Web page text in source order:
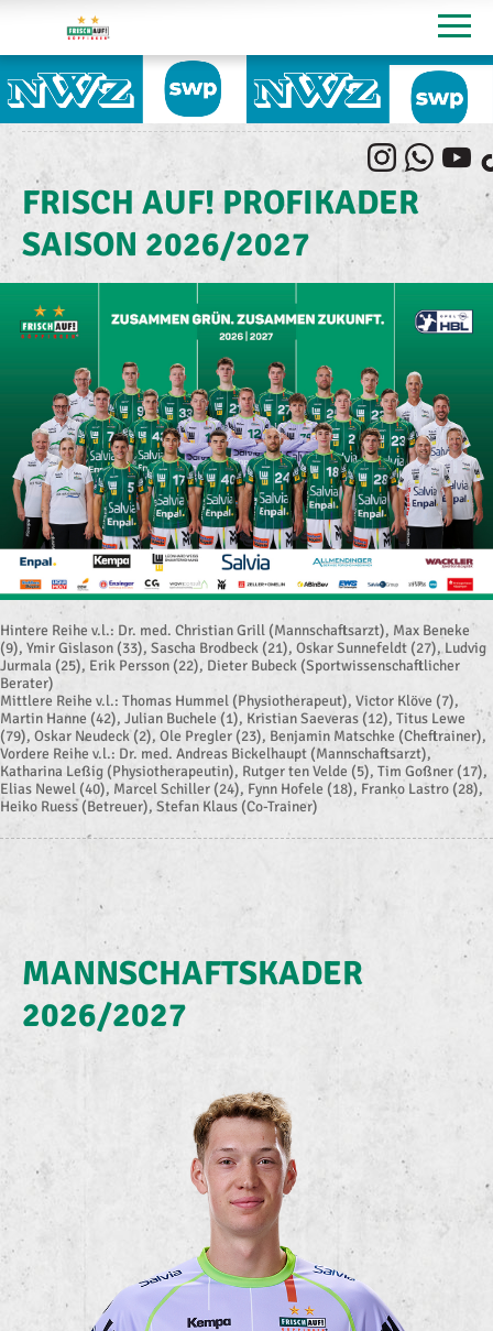
FRISCH AUF! PROFIKADER
SAISON 2026/2027
Hintere Reihe v.l.: Dr. med. Christian Grill (Mannschaftsarzt), Max Beneke
(9), Ymir Gislason (33), Sascha Brodbeck (21), Oskar Sunnefeldt (27), Ludvig
Jurmala (25), Erik Persson (22), Dieter Bubeck (Sportwissenschaftlicher
Berater)
Mittlere Reihe v.l.: Thomas Hummel (Physiotherapeut), Victor Klöve (7),
Martin Hanne (42), Julian Buchele (1), Kristian Saeveras (12), Titus Lewe
(79), Oskar Neudeck (2), Ole Pregler (23), Benjamin Matschke (Cheftrainer),
Vordere Reihe v.l.: Dr. med. Andreas Bickelhaupt (Mannschaftsarzt),
Katharina Leßig (Physiotherapeutin), Rutger ten Velde (5), Tim Goßner (17),
Elias Newel (40), Marcel Schiller (24), Fynn Hofele (18), Franko Lastro (28),
Heiko Ruess (Betreuer), Stefan Klaus (Co-Trainer)
MANNSCHAFTSKADER
2026/2027